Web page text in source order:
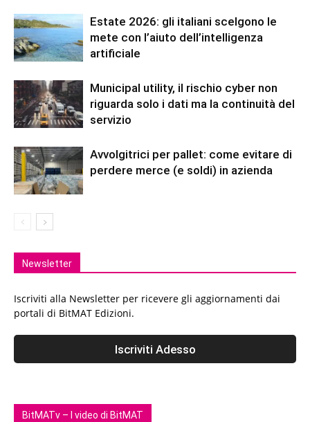
Estate 2026: gli italiani scelgono le
mete con l’aiuto dell’intelligenza
artificiale
Municipal utility, il rischio cyber non
riguarda solo i dati ma la continuità del
servizio
Avvolgitrici per pallet: come evitare di
perdere merce (e soldi) in azienda
Newsletter
Iscriviti alla Newsletter per ricevere gli aggiornamenti dai
portali di BitMAT Edizioni.
BitMATv – I video di BitMAT